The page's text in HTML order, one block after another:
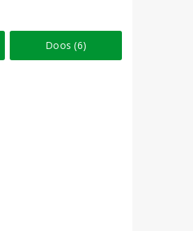
Doos (6)